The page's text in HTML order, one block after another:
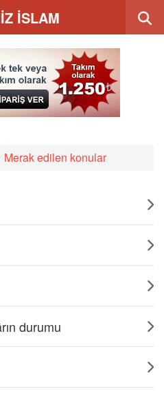
İSLAM
Merak edilen konular
durumu